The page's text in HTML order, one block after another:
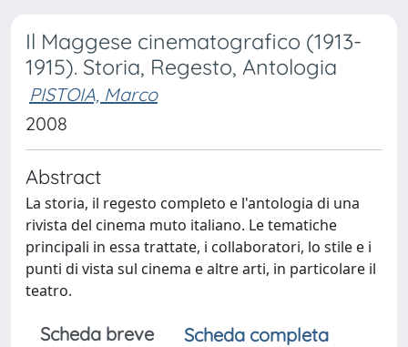
Il Maggese cinematografico (1913-
1915). Storia, Regesto, Antologia
PISTOIA, Marco
2008
Abstract
La storia, il regesto completo e l'antologia di una
rivista del cinema muto italiano. Le tematiche
principali in essa trattate, i collaboratori, lo stile e i
punti di vista sul cinema e altre arti, in particolare il
teatro.
Scheda breve
Scheda completa